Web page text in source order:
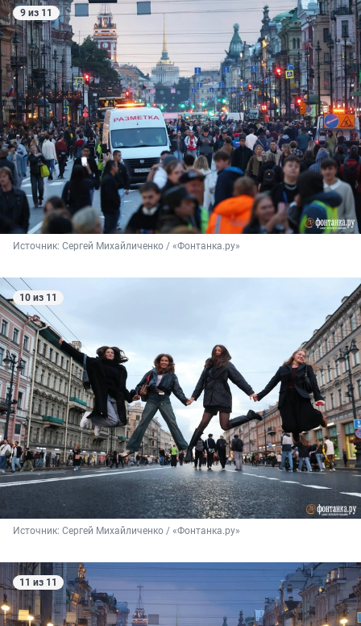
9 из 11
Источник: Сергей Михайличенко / «Фонтанка.ру»
10 из 11
Источник: Сергей Михайличенко / «Фонтанка.ру»
11 из 11